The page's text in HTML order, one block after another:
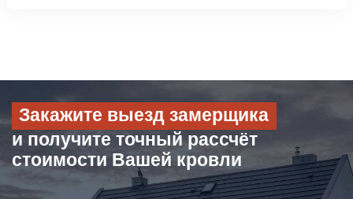
Закажите выезд замерщика
и получите точный рассчёт
стоимости Вашей кровли